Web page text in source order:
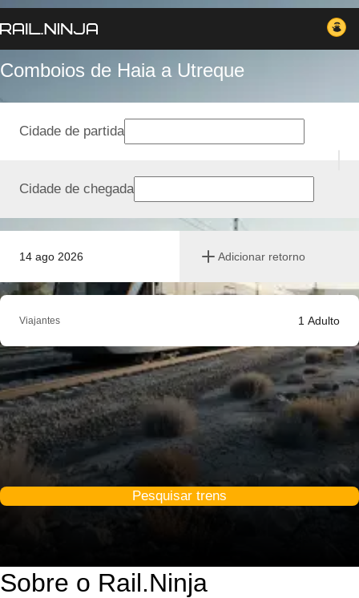
Comboios de Haia a Utreque
14 ago 2026 Adicionar retorno
Cidade de partida
Cidade de chegada
Viajantes 1 Adulto
Pesquisar trens
Sobre o Rail.Ninja